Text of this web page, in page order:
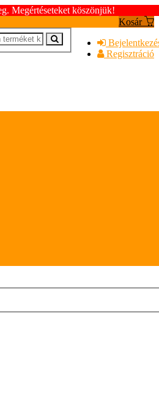
Megértéseteket köszönjük!
Kosár
Regisztráció